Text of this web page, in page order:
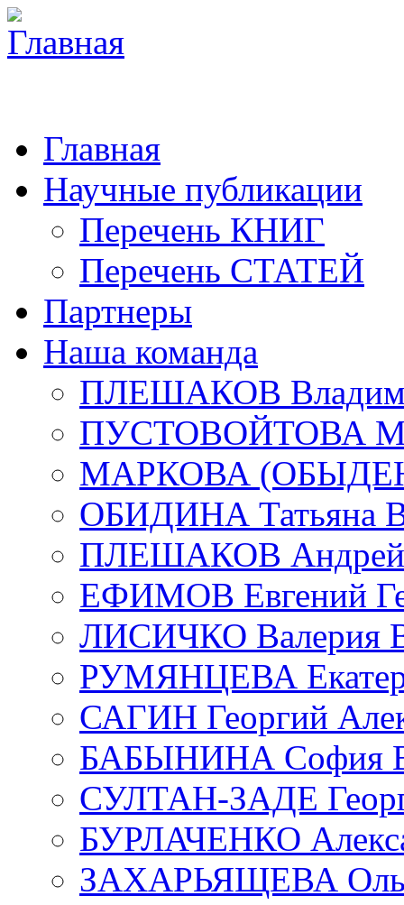
Главная
Научные публикации
Перечень КНИГ
Перечень СТАТЕЙ
Партнеры
Наша команда
ПЛЕШАКОВ
ПУСТОВОЙТОВА
МАРКОВА
ОБИДИНА Татьяна
ПЛЕШАКОВ Андрей
ЕФИМОВ Евгений
ЛИСИЧКО Валерия
РУМЯНЦЕВА
САГИН Георгий
БАБЫНИНА София
СУЛТАН-ЗАДЕ
БУРЛАЧЕНКО
ЗАХАРЬЯЩЕВА